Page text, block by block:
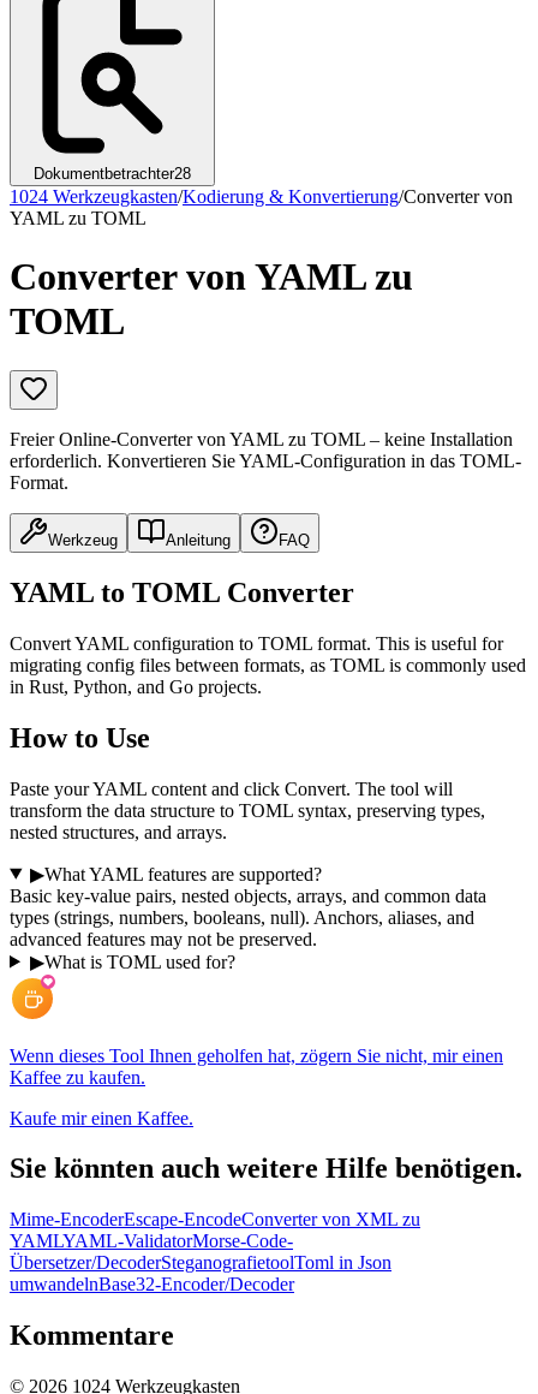
Dokumentbetrachter28
1024 Werkzeugkasten/Kodierung & Konvertierung/Converter von
YAML zu TOML
Converter von YAML zu
TOML
Freier Online-Converter von YAML zu TOML – keine Installation
erforderlich. Konvertieren Sie YAML-Configuration in das TOML-
Format.
Werkzeug Anleitung FAQ
YAML to TOML Converter
Convert YAML configuration to TOML format. This is useful for
migrating config files between formats, as TOML is commonly used
in Rust, Python, and Go projects.
How to Use
Paste your YAML content and click Convert. The tool will
transform the data structure to TOML syntax, preserving types,
nested structures, and arrays.
▶What YAML features are supported?
Basic key-value pairs, nested objects, arrays, and common data
types (strings, numbers, booleans, null). Anchors, aliases, and
advanced features may not be preserved.
▶What is TOML used for?
Wenn dieses Tool Ihnen geholfen hat, zögern Sie nicht, mir einen
Kaffee zu kaufen.
Kaufe mir einen Kaffee.
Sie könnten auch weitere Hilfe benötigen.
Mime-EncoderEscape-EncodeConverter von XML zu
YAMLYAML-ValidatorMorse-Code-
Übersetzer/DecoderSteganografietoolToml in Json
umwandelnBase32-Encoder/Decoder
Kommentare
© 2026 1024 Werkzeugkasten